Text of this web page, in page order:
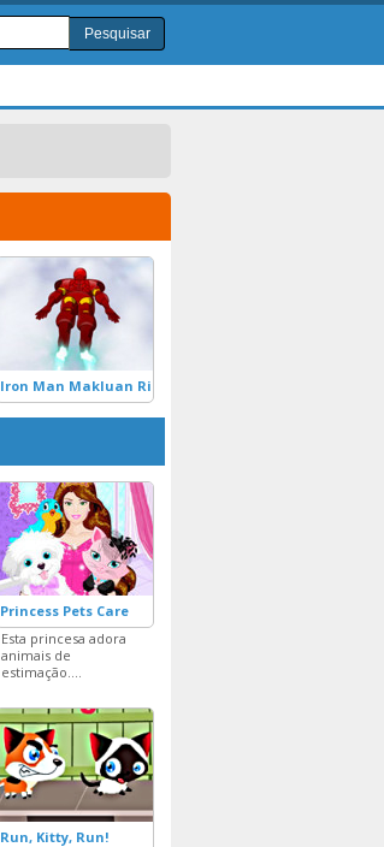
Pesquisar
Iron Man Makluan Ring Rampage
Princess Pets Care
Esta princesa adora
animais de
estimação....
Run, Kitty, Run!